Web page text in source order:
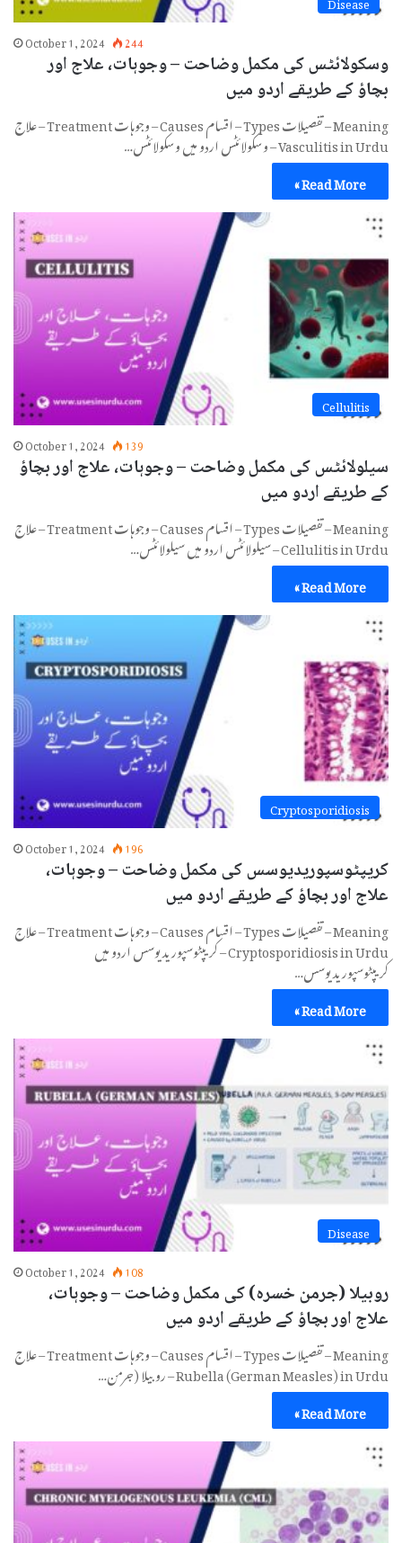
October 1, 2024 244
وسکولائٹس کی مکمل وضاحت – وجوہات، علاج اور
بچاؤ کے طریقے اردو میں
Meaning – تفصیلات Types – اقسام Causes – وجوہات Treatment – علاج
Vasculitis in Urdu – وسکولائٹس اردو میں وسکولائٹس…
Read More »
Cellulitis
October 1, 2024 139
سیلولائٹس کی مکمل وضاحت – وجوہات، علاج اور بچاؤ
کے طریقے اردو میں
Meaning – تفصیلات Types – اقسام Causes – وجوہات Treatment – علاج
Cellulitis in Urdu – سیلولائٹس اردو میں سیلولائٹس…
Read More »
Cryptosporidiosis
October 1, 2024 196
کریپٹوسپوریدیوسس کی مکمل وضاحت – وجوہات،
علاج اور بچاؤ کے طریقے اردو میں
Meaning – تفصیلات Types – اقسام Causes – وجوہات Treatment – علاج
Cryptosporidiosis in Urdu – کریپٹوسپوریدیوسس اردو میں
کریپٹوسپوریدیوسس…
Read More »
Disease
October 1, 2024 108
روبیلا (جرمن خسرہ) کی مکمل وضاحت – وجوہات،
علاج اور بچاؤ کے طریقے اردو میں
Meaning – تفصیلات Types – اقسام Causes – وجوہات Treatment – علاج
Rubella (German Measles) in Urdu – روبیلا (جرمن…
Read More »